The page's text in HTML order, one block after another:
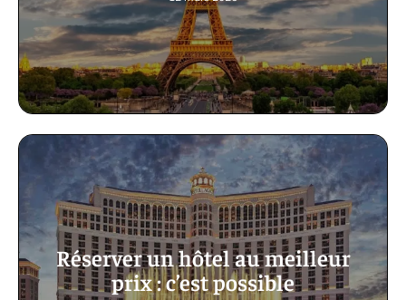
Réserver un hôtel au meilleur
prix : c’est possible